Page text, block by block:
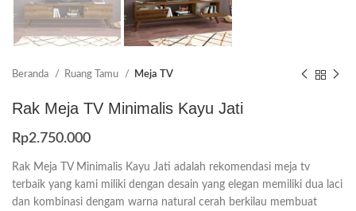
Beranda Ruang Tamu Meja TV
Rak Meja TV Minimalis Kayu Jati
Rp2.750.000
Rak Meja TV Minimalis Kayu Jati adalah rekomendasi meja tv
terbaik yang kami miliki dengan desain yang elegan memiliki dua laci
dan kombinasi dengam warna natural cerah berkilau membuat